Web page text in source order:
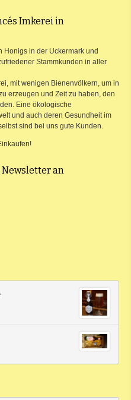
Imkerei in
Honigs in der Uckermark und
Stammkunden in aller
mit wenigen Bienenvölkern, um in
erzeugen und Zeit zu haben, den
Eine ökologische
und auch deren Gesundheit im
sind bei uns gute Kunden.
Newsletter an